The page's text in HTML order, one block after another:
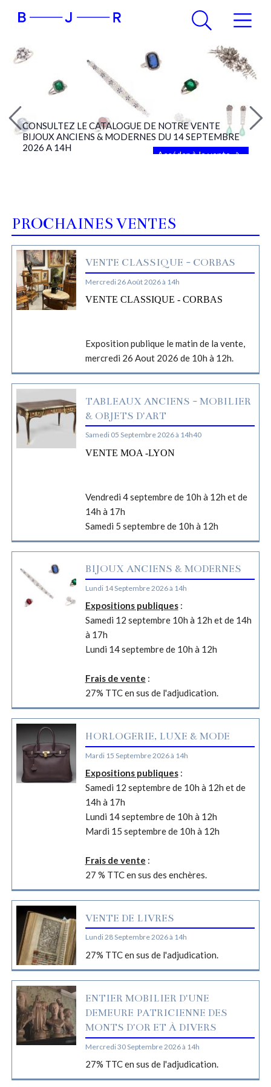
CONSULTEZ LE CATALOGUE DE NOTRE VENTE
BIJOUX ANCIENS & MODERNES DU 14 SEPTEMBRE
2026 A 14H
Accéder à la vente
PROCHAINES VENTES
VENTE CLASSIQUE - CORBAS
Mercredi 26 Août 2026 à 14h
VENTE CLASSIQUE - CORBAS
Exposition publique le matin de la vente,
mercredi 26 Aout 2026 de 10h à 12h.
TABLEAUX ANCIENS - MOBILIER
& OBJETS D'ART
Samedi 05 Septembre 2026 à 14h40
VENTE MOA -LYON
Vendredi 4 septembre de 10h à 12h et de
14h à 17h
Samedi 5 septembre de 10h à 12h
BIJOUX ANCIENS & MODERNES
Lundi 14 Septembre 2026 à 14h
Expositions publiques:
Samedi 12 septembre 10h à 12h et de 14h
à 17h
Lundi 14 septembre de 10h à 12h
Frais de vente :
27% TTC en sus de l'adjudication.
HORLOGERIE, LUXE & MODE
Mardi 15 Septembre 2026 à 14h
Expositions publiques:
Samedi 12 septembre de 10h à 12h et de
14h à 17h
Lundi 14 septembre de 10h à 12h
Mardi 15 septembre de 10h à 12h
Frais de vente :
27 % TTC en sus des enchères.
VENTE DE LIVRES
Lundi 28 Septembre 2026 à 14h
27% TTC en sus de l'adjudication.
ENTIER MOBILIER D'UNE
DEMEURE PATRICIENNE DES
MONTS D'OR ET À DIVERS
Mercredi 30 Septembre 2026 à 14h
27% TTC en sus de l'adjudication.